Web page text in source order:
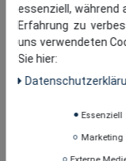
essenziell, während
Erfahrung zu
uns verwendeten
Sie hier:
Essenziell
Marketing